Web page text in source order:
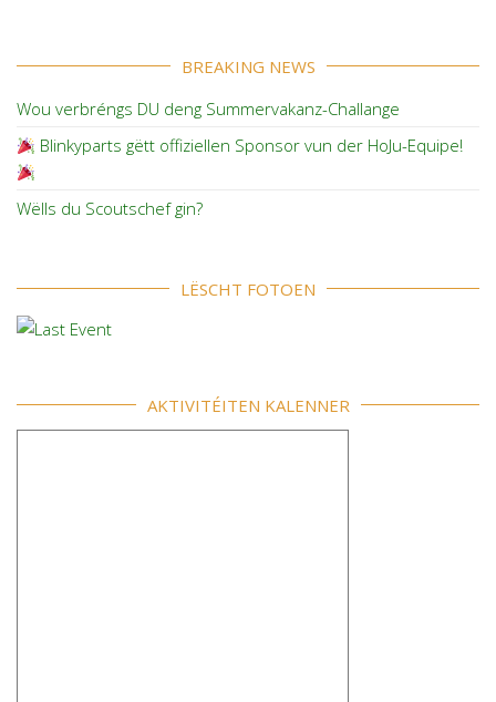
BREAKING NEWS
Wou verbréngs DU deng Summervakanz-Challange
Blinkyparts gëtt offiziellen Sponsor vun der HoJu-Equipe!
Wëlls du Scoutschef gin?
LËSCHT FOTOEN
AKTIVITÉITEN KALENNER